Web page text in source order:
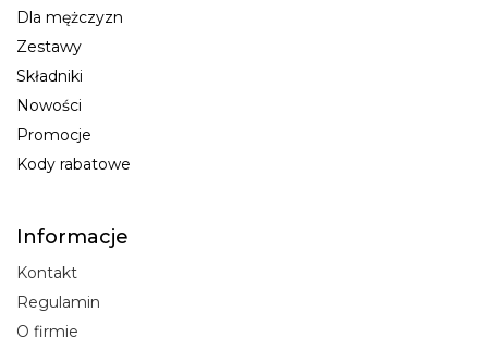
Dla mężczyzn
Zestawy
Składniki
Nowości
Promocje
Kody rabatowe
Informacje
Kontakt
Regulamin
O firmie